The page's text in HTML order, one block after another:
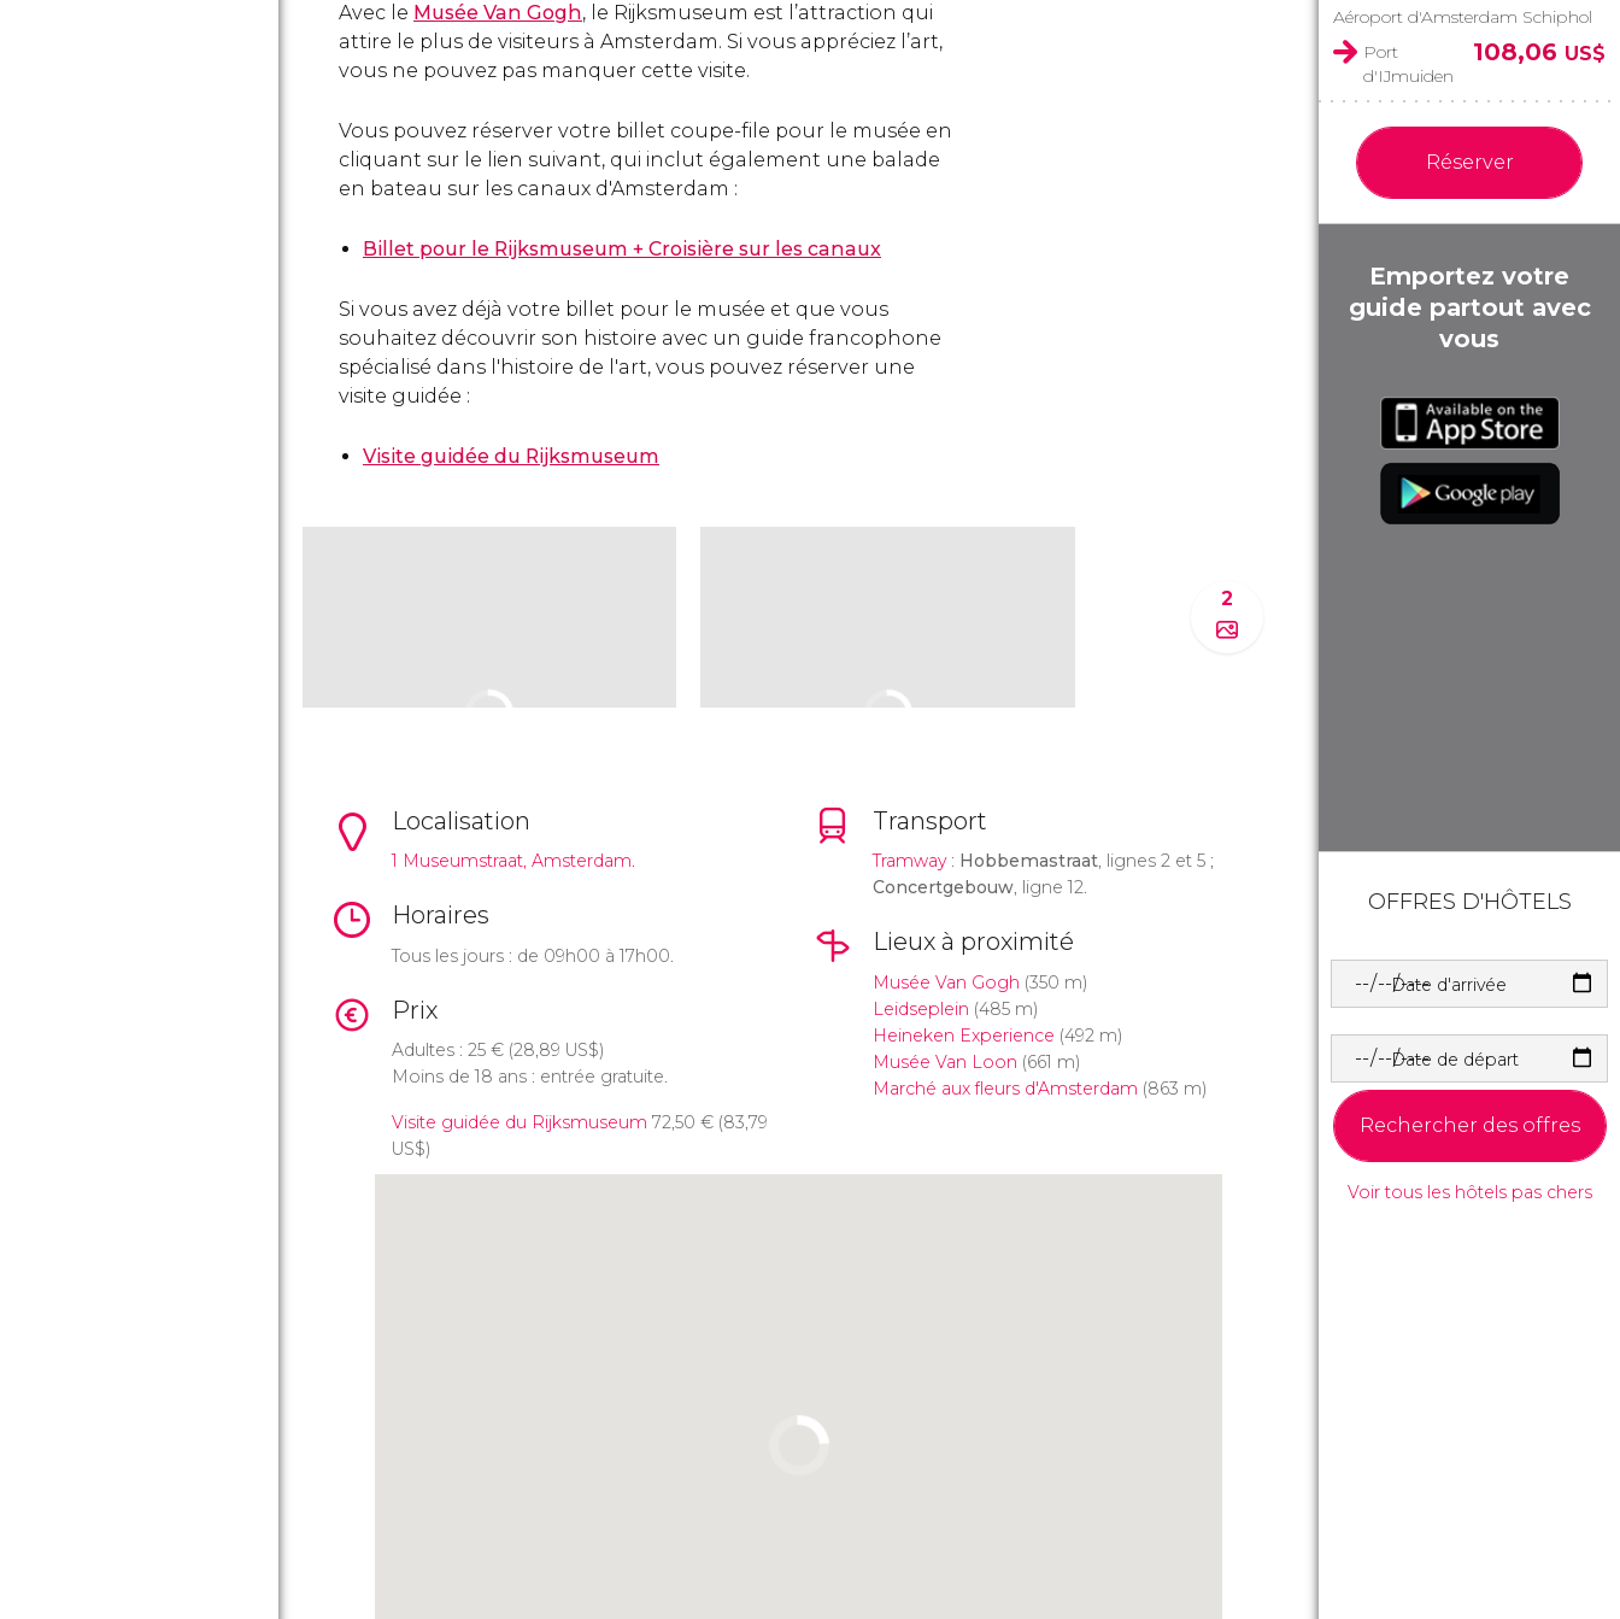
Avec le Musée Van Gogh, le Rijksmuseum est l’attraction qui
attire le plus de visiteurs à Amsterdam. Si vous appréciez l’art,
vous ne pouvez pas manquer cette visite.
Vous pouvez réserver votre billet coupe-file pour le musée en
cliquant sur le lien suivant, qui inclut également une balade
en bateau sur les canaux d'Amsterdam :
Billet pour le Rijksmuseum + Croisière sur les canaux
Si vous avez déjà votre billet pour le musée et que vous
souhaitez découvrir son histoire avec un guide francophone
spécialisé dans l'histoire de l'art, vous pouvez réserver une
visite guidée :
Visite guidée du Rijksmuseum
2
Localisation
1 Museumstraat, Amsterdam.
Horaires
Tous les jours : de 09h00 à 17h00.
Prix
Adultes : 25 € (28,89 US$)
Moins de 18 ans : entrée gratuite.
Visite guidée du Rijksmuseum 72,50 € (83,79
US$)
Transport
Tramway: Hobbemastraat, lignes 2 et 5 ;
Concertgebouw, ligne 12.
Lieux à proximité
Musée Van Gogh (350 m)
Leidseplein (485 m)
Heineken Experience (492 m)
Musée Van Loon (661 m)
Marché aux fleurs d'Amsterdam (863 m)
Aéroport d'Amsterdam Schiphol
Port
d'IJmuiden
108,06 US$
Réserver
Emportez votre
guide partout avec
vous
OFFRES D'HÔTELS
Date d'arrivée
Date de départ
Rechercher des offres
Voir tous les hôtels pas chers